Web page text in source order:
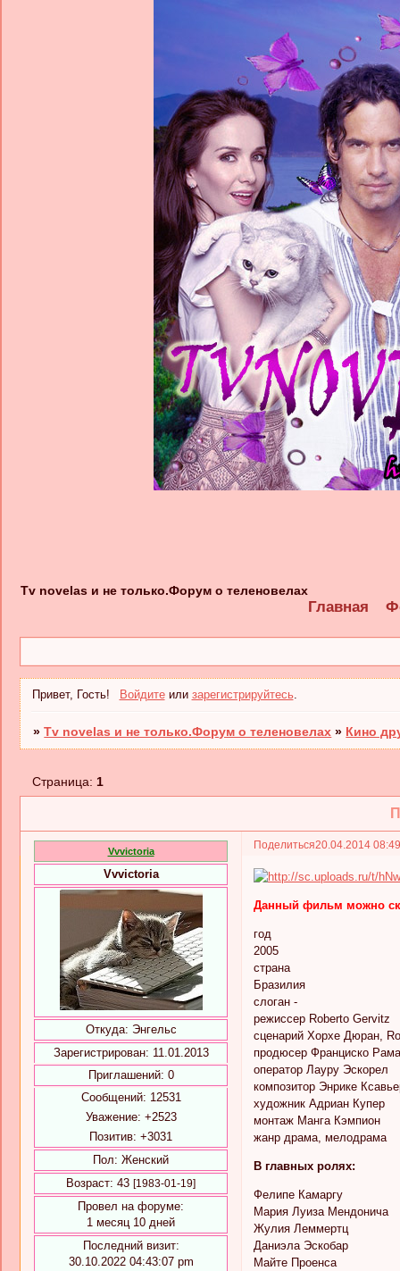
Tv novelas и не только.Форум о теленовелах
Главная
Привет, Гость! Войдитеили зарегистрируйтесь.
»Tv novelas и не только.Форум о теленовелах » Кино
Страница:1
Поделиться20.04.2014
Vvvictoria
Vvvictoria
Откуда: Энгельс
Зарегистрирован: 11.01.2013
Приглашений: 0
Сообщений: 12531
Уважение: +2523
Позитив: +3031
Пол: Женский
Возраст: 43 [1983-01-19]
Провел на форуме:
1 месяц 10 дней
Последний визит:
30.10.2022 04:43:07 pm
Данный фильм можно
год
2005
страна
Бразилия
слоган -
режиссер Roberto Gervitz
сценарий Хорхе Дюран,
продюсер Франциско
оператор Лауру Эскорел
композитор Энрике
художник Адриан Купер
монтаж Манга Кэмпион
жанр драма, мелодрама
В главных ролях:
Фелипе Камаргу
Мария Луиза Мендонича
Жулия Леммертц
Даниэла Эскобар
Майте Проенса